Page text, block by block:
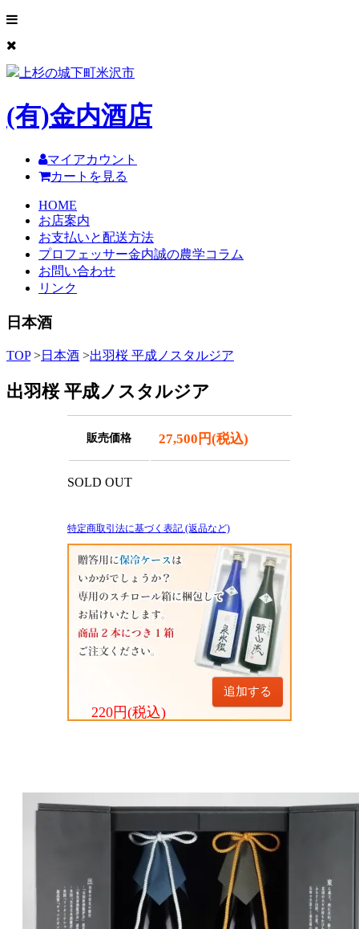
上杉の城下町米沢市
(有)金内酒店
マイアカウント
カートを見る
HOME
お店案内
お支払いと配送方法
プロフェッサー金内誠の農学コラム
お問い合わせ
リンク
日本酒
TOP >日本酒 >出羽桜 平成ノスタルジア
出羽桜 平成ノスタルジア
販売価格 27,500円(税込)
SOLD OUT
特定商取引法に基づく表記 (返品など)
追加する
220円(税込)